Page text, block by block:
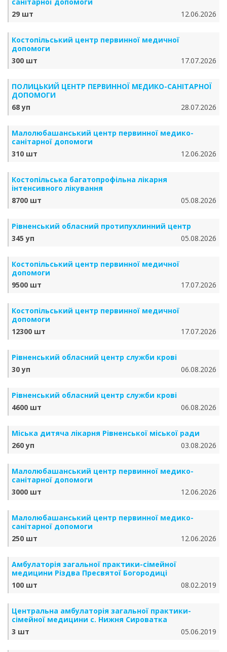
29 шт
12.06.2026
Костопільський центр первинної медичної
допомоги
300 шт
17.07.2026
ПОЛИЦЬКИЙ ЦЕНТР ПЕРВИННОЇ МЕДИКО-САНІТАРНОЇ
ДОПОМОГИ
68 уп
28.07.2026
Малолюбашанський центр первинної медико-
санітарної допомоги
310 шт
12.06.2026
Костопільська багатопрофільна лікарня
інтенсивного лікування
8700 шт
05.08.2026
Рівненський обласний протипухлинний центр
345 уп
05.08.2026
Костопільський центр первинної медичної
допомоги
9500 шт
17.07.2026
Костопільський центр первинної медичної
допомоги
12300 шт
17.07.2026
Рівненський обласний центр служби крові
30 уп
06.08.2026
Рівненський обласний центр служби крові
4600 шт
06.08.2026
Міська дитяча лікарня Рівненської міської ради
260 уп
03.08.2026
Малолюбашанський центр первинної медико-
санітарної допомоги
3000 шт
12.06.2026
Малолюбашанський центр первинної медико-
санітарної допомоги
250 шт
12.06.2026
Амбулаторія загальної практики-сімейної
медицини Різдва Пресвятої Богородиці
100 шт
08.02.2019
Центральна амбулаторія загальної практики-
сімейної медицини с. Нижня Сироватка
3 шт
05.06.2019